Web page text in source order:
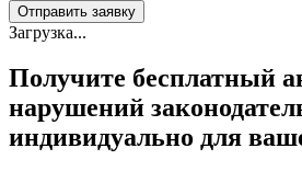
Отправить заявку
Загрузка...
Получите бесплатный
нарушений
индивидуально для